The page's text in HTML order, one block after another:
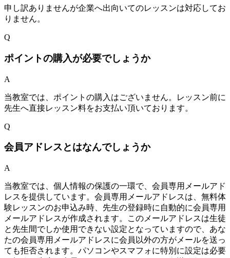
申し訳ありませんが企業へ出向いてのレッスンは対応してお
りません。
Q
ポイントの購入が必要でしょうか
A
当教室では、ポイントの購入はございません。レッスン前に
先生へ直接レッスン料をお支払い頂いております。
Q
会員アドレスとはなんでしょうか
A
当教室では、個人情報の保護の一環で、会員専用メールアド
レスを提供しています。会員専用メールアドレスは、無料体
験レッスンのお申込み時、先生の登録時に自動的に会員専用
メールアドレスが作成されます。このメールアドレスは生徒
と先生間でしか使用できない設定となっていますので、あな
たの会員専用メールアドレスに会員以外の方がメールを送っ
ても拒否されます。パソコンやスマフォに特別に設定は必要